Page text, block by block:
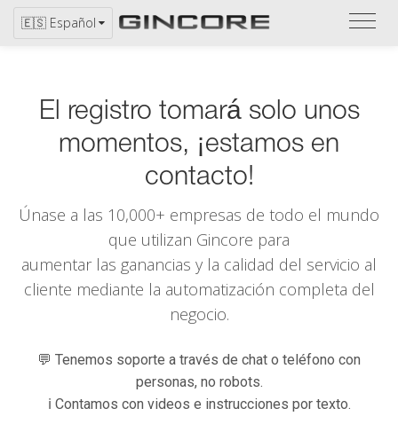
🇪🇸 Español
El registro tomará solo unos
momentos, ¡estamos en
contacto!
Únase a las 10,000+ empresas de todo el mundo
que utilizan Gincore para
aumentar las ganancias y la calidad del servicio al
cliente mediante la automatización completa del
negocio.
💬 Tenemos soporte a través de chat o teléfono con
personas, no robots.
ℹ️ Contamos con videos e instrucciones por texto.